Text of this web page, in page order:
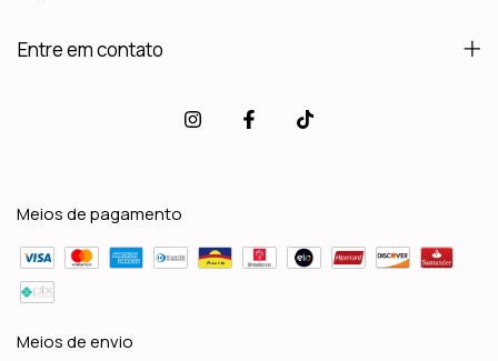
Entre em contato
Meios de pagamento
Meios de envio